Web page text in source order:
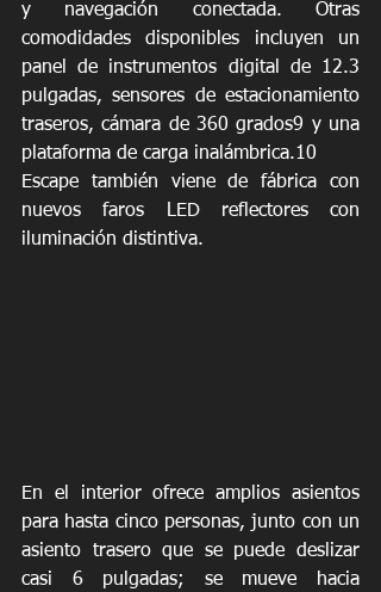
y navegación conectada. Otras
comodidades disponibles incluyen un
panel de instrumentos digital de 12.3
pulgadas, sensores de estacionamiento
traseros, cámara de 360 grados9 y una
plataforma de carga inalámbrica.10
Escape también viene de fábrica con
nuevos faros LED reflectores con
iluminación distintiva.
En el interior ofrece amplios asientos
para hasta cinco personas, junto con un
asiento trasero que se puede deslizar
casi 6 pulgadas; se mueve hacia